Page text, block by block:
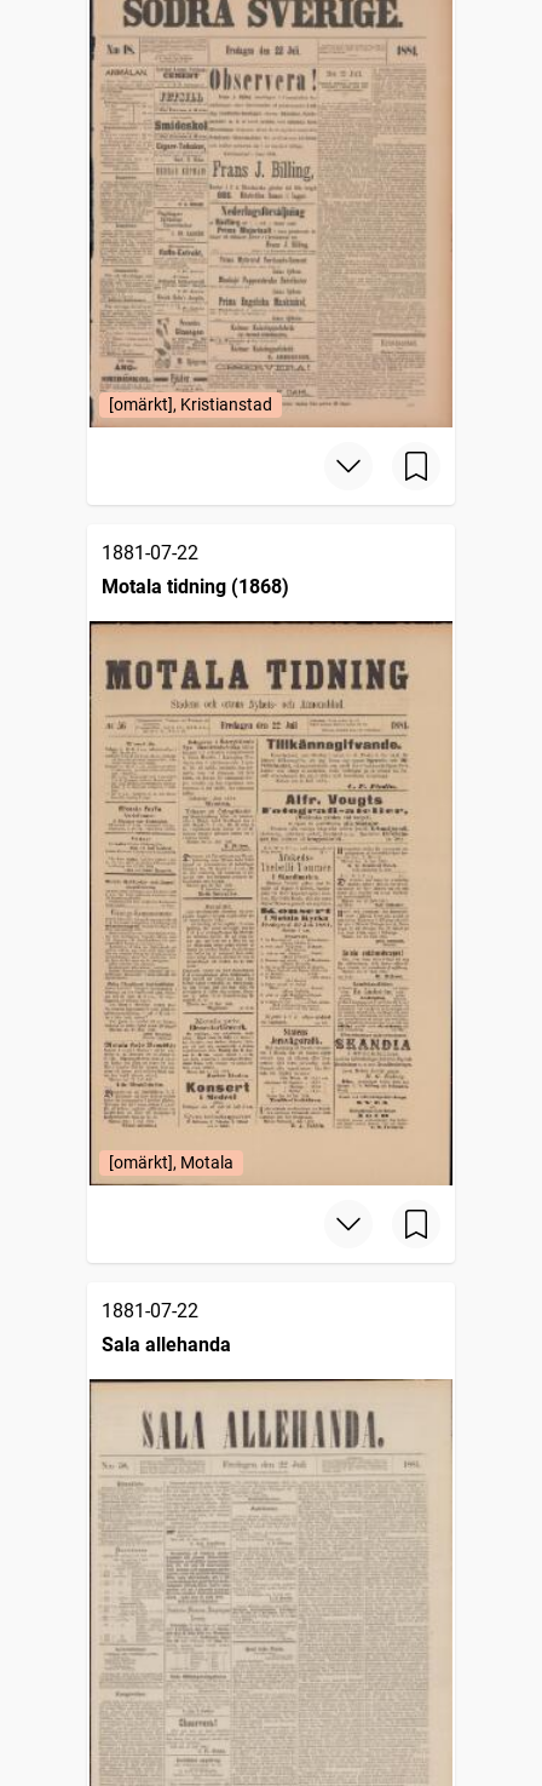
[omärkt], Kristianstad
1881-07-22
Motala tidning (1868)
[omärkt], Motala
1881-07-22
Sala allehanda